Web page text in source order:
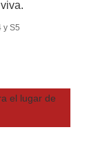
y S5